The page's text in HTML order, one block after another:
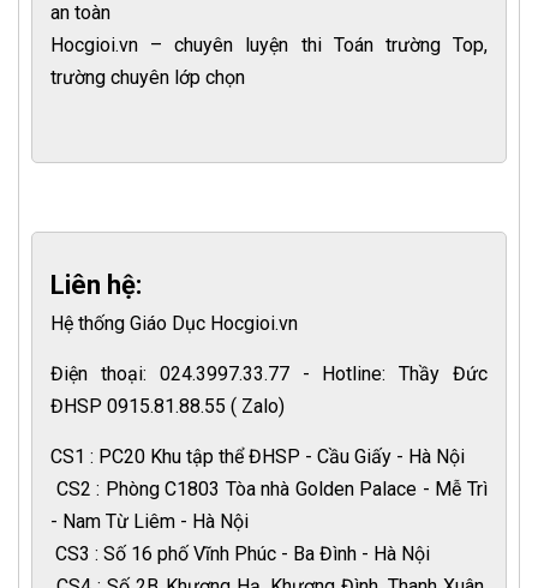
an toàn
Hocgioi.vn – chuyên luyện thi Toán trường Top,
trường chuyên lớp chọn
Liên hệ:
Hệ thống Giáo Dục Hocgioi.vn
Điện thoại: 024.3997.33.77 - Hotline: Thầy Đức
ĐHSP 0915.81.88.55 ( Zalo)
CS1 : PC20 Khu tập thể ĐHSP - Cầu Giấy - Hà Nội
CS2 : Phòng C1803 Tòa nhà Golden Palace - Mễ Trì
- Nam Từ Liêm - Hà Nội
CS3 : Số 16 phố Vĩnh Phúc - Ba Đình - Hà Nội